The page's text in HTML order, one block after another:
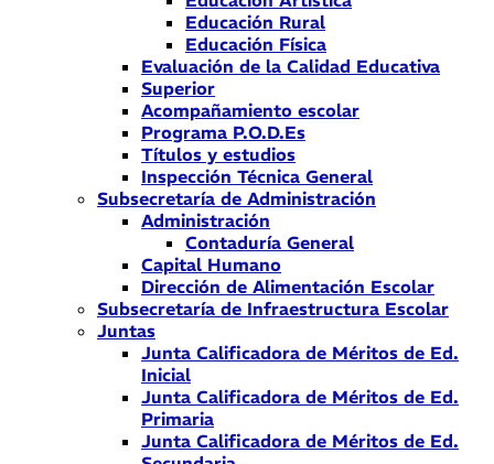
Educación Rural
Educación Física
Evaluación de la Calidad Educativa
Superior
Acompañamiento escolar
Programa P.O.D.Es
Títulos y estudios
Inspección Técnica General
Subsecretaría de Administración
Administración
Contaduría General
Capital Humano
Dirección de Alimentación Escolar
Subsecretaría de Infraestructura Escolar
Juntas
Junta Calificadora de Méritos de Ed.
Inicial
Junta Calificadora de Méritos de Ed.
Primaria
Junta Calificadora de Méritos de Ed.